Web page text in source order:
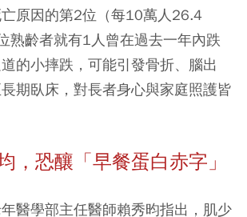
原因的第2位（每10萬人26.4
熟齡者就有1人曾在過去一年內跌
的小摔跌，可能引發骨折、腦出
期臥床，對長者身心與家庭照護皆
，恐釀「早餐蛋白赤字」
醫學部主任醫師賴秀昀指出，肌少